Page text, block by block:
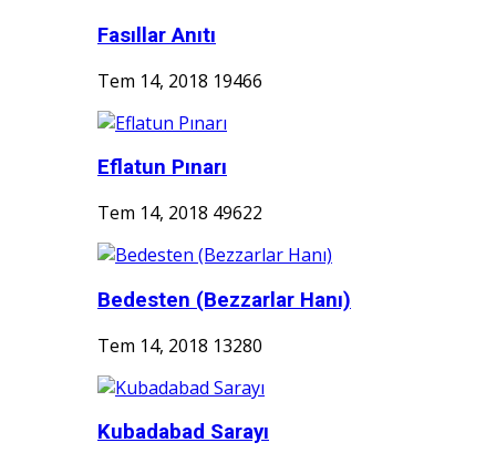
Fasıllar Anıtı
Tem 14, 2018 19466
Eflatun Pınarı
Tem 14, 2018 49622
Bedesten (Bezzarlar Hanı)
Tem 14, 2018 13280
Kubadabad Sarayı